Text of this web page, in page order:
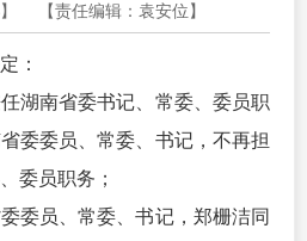
】 【责任编辑：袁安位】
：
湖南省委书记、常委、委员职
委委员、常委、书记，不再担
委员职务；
委员、常委、书记，郑栅洁同